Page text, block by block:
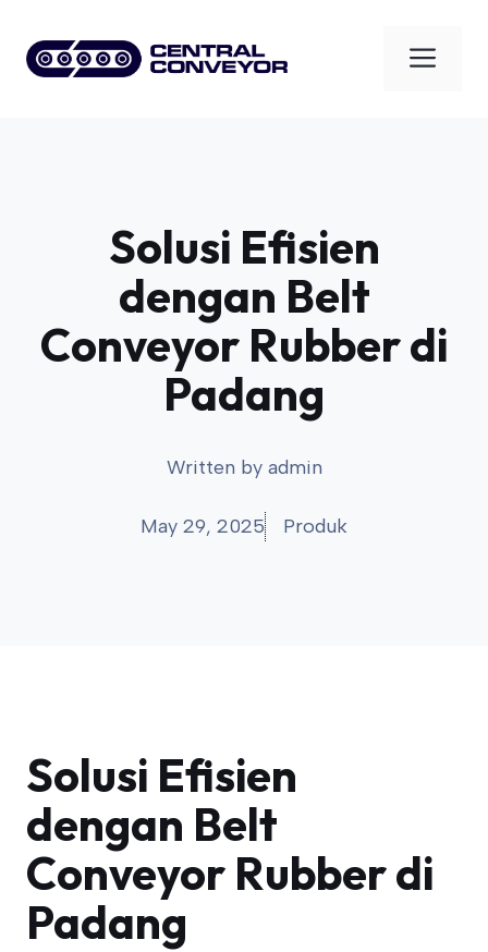
content
Solusi Efisien
dengan Belt
Conveyor Rubber di
Padang
Written by admin
May 29, 2025 Produk
Solusi Efisien
dengan Belt
Conveyor Rubber di
Padang